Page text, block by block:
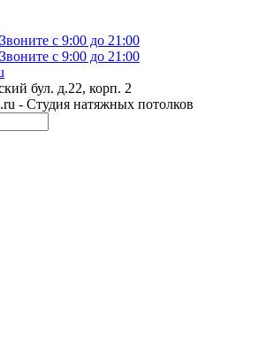
Звоните с 9:00 до 21:00
Звоните с 9:00 до 21:00
бул. д.22, корп. 2
- Студия натяжных потолков